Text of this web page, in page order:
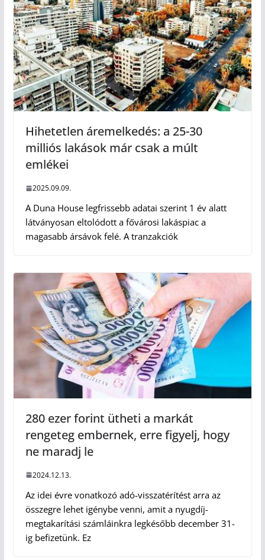
Hihetetlen áremelkedés: a 25-30
milliós lakások már csak a múlt
emlékei
2025.09.09.
A Duna House legfrissebb adatai szerint 1 év alatt
látványosan eltolódott a fővárosi lakáspiac a
magasabb ársávok felé. A tranzakciók
280 ezer forint ütheti a markát
rengeteg embernek, erre figyelj, hogy
ne maradj le
2024.12.13.
Az idei évre vonatkozó adó-visszatérítést arra az
összegre lehet igénybe venni, amit a nyugdíj-
megtakarítási számláinkra legkésőbb december 31-
ig befizetünk. Ez